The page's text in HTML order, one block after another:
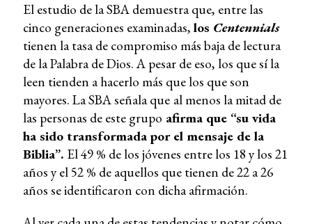
El estudio de la SBA demuestra que, entre las
cinco generaciones examinadas, los Centennials
tienen la tasa de compromiso más baja de lectura
de la Palabra de Dios. A pesar de eso, los que sí la
leen tienden a hacerlo más que los que son
mayores. La SBA señala que al menos la mitad de
las personas de este grupo afirma que “su vida
ha sido transformada por el mensaje de la
Biblia”. El 49 % de los jóvenes entre los 18 y los 21
años y el 52 % de aquellos que tienen de 22 a 26
años se identificaron con dicha afirmación.